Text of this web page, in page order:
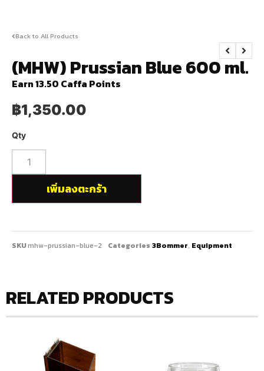
Back to All Products
(MHW) Prussian Blue 600 ml.
Earn 13.50 Caffa Points
฿1,350.00
เพิ่มลงตะกร้า
SKUmhw-prussian-blue-2 Categories 3Bommer, Equipment
RELATED PRODUCTS